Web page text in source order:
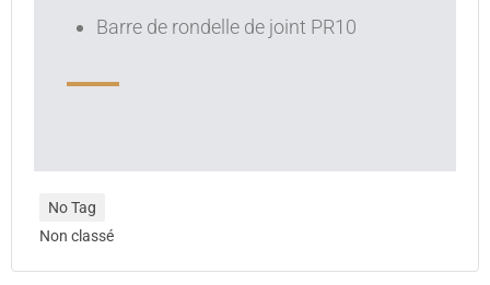
Barre de rondelle de joint PR10
No Tag
Non classé